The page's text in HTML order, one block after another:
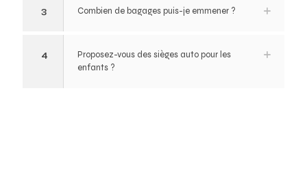
3 Combien de bagages puis-je emmener ?
4
Proposez-vous des sièges auto pour les
enfants ?